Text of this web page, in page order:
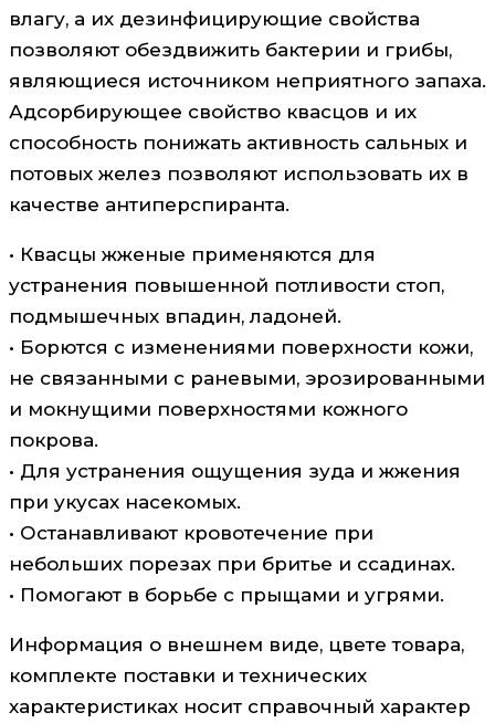
влагу, а их дезинфицирующие свойства
позволяют обездвижить бактерии и грибы,
являющиеся источником неприятного запаха.
Адсорбирующее свойство квасцов и их
способность понижать активность сальных и
потовых желез позволяют использовать их в
качестве антиперспиранта.
• Квасцы жженые применяются для
устранения повышенной потливости стоп,
подмышечных впадин, ладоней.
• Борются с изменениями поверхности кожи,
не связанными с раневыми, эрозированными
и мокнущими поверхностями кожного
покрова.
• Для устранения ощущения зуда и жжения
при укусах насекомых.
• Останавливают кровотечение при
небольших порезах при бритье и ссадинах.
• Помогают в борьбе с прыщами и угрями.
Информация о внешнем виде, цвете товара,
комплекте поставки и технических
характеристиках носит справочный характер